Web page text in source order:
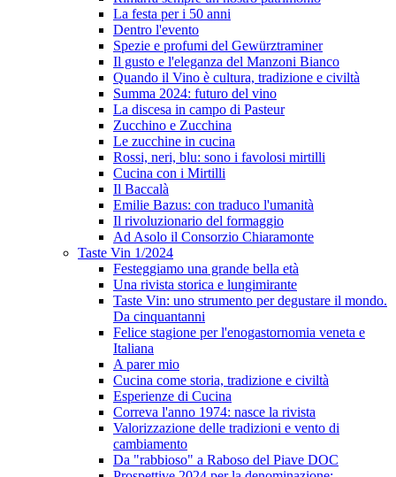
La festa per i 50 anni
Dentro l'evento
Spezie e profumi del Gewürztraminer
Il gusto e l'eleganza del Manzoni Bianco
Quando il Vino è cultura, tradizione e civiltà
Summa 2024: futuro del vino
La discesa in campo di Pasteur
Zucchino e Zucchina
Le zucchine in cucina
Rossi, neri, blu: sono i favolosi mirtilli
Cucina con i Mirtilli
Il Baccalà
Emilie Bazus: con traduco l'umanità
Il rivoluzionario del formaggio
Ad Asolo il Consorzio Chiaramonte
Taste Vin 1/2024
Festeggiamo una grande bella età
Una rivista storica e lungimirante
Taste Vin: uno strumento per degustare il mondo.
Da cinquantanni
Felice stagione per l'enogastornomia veneta e
Italiana
A parer mio
Cucina come storia, tradizione e civiltà
Esperienze di Cucina
Correva l'anno 1974: nasce la rivista
Valorizzazione delle tradizioni e vento di
cambiamento
Da "rabbioso" a Raboso del Piave DOC